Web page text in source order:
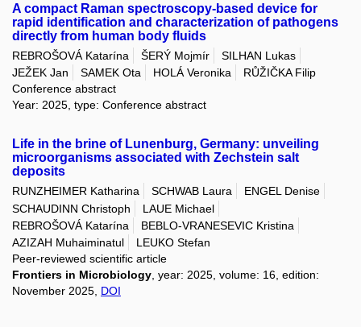
A compact Raman spectroscopy-based device for
rapid identification and characterization of pathogens
directly from human body fluids
REBROŠOVÁ Katarína ŠERÝ Mojmír
SILHAN Lukas
JEŽEK Jan
SAMEK Ota HOLÁ Veronika
RŮŽIČKA Filip
Conference abstract
Year: 2025, type: Conference abstract
Life in the brine of Lunenburg, Germany: unveiling
microorganisms associated with Zechstein salt
deposits
RUNZHEIMER Katharina SCHWAB Laura
ENGEL Denise
SCHAUDINN Christoph
LAUE Michael
REBROŠOVÁ Katarína
BEBLO-VRANESEVIC Kristina
AZIZAH Muhaiminatul
LEUKO Stefan
Peer-reviewed scientific article
Frontiers in Microbiology, year: 2025, volume: 16, edition:
November 2025, DOI